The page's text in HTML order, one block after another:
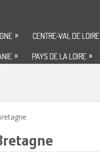
» CENTRE-VAL DE LOIRE
» PAYS DE LA LOIRE »